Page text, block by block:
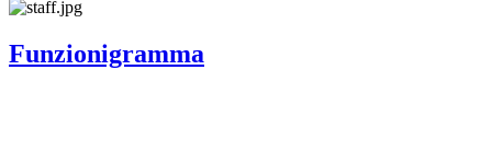
Funzionigramma